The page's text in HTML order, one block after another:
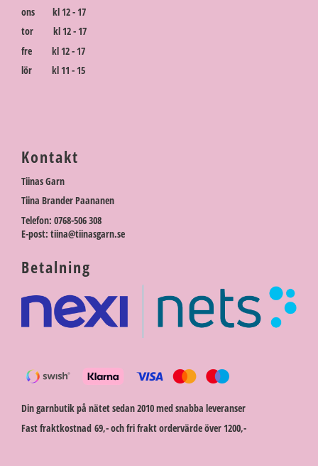
ons kl 12 - 17
tor kl 12 - 17
fre kl 12 - 17
lör kl 11 - 15
Kontakt
Tiinas Garn
Tiina Brander Paananen
Telefon: 0768-506 308
E-post: tiina@tiinasgarn.se
Betalning
Din garnbutik på nätet sedan 2010 med snabba leveranser
Fast fraktkostnad 69,- och fri frakt ordervärde över 1200,-